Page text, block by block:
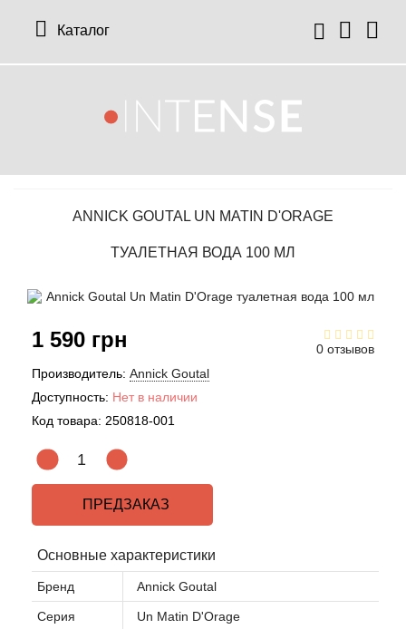
Каталог
ANNICK GOUTAL UN MATIN D'ORAGE
ТУАЛЕТНАЯ ВОДА 100 МЛ
0 отзывов
1 590 грн
Производитель: Annick Goutal
Доступность: Нет в наличии
Код товара: 250818-001
ПРЕДЗАКАЗ
Основные характеристики
Бренд Annick Goutal
Серия Un Matin D'Orage
12 Parfumeurs Francais
19-69
27 87 Perfumes
Absolument Parfumeur
Acca Kappa
Acqua di Parma
Acqua di Sardegna
Aedes de Venustas
Отзывы
Доставка
Статьи
История заказов
Рассылка новостей